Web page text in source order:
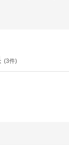
(3件)